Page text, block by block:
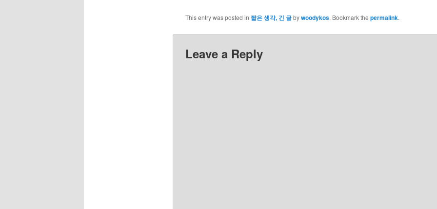
This entry was posted in 짧은 생각, 긴 글bywoodykos. Bookmark the permalink.
Leave a Reply